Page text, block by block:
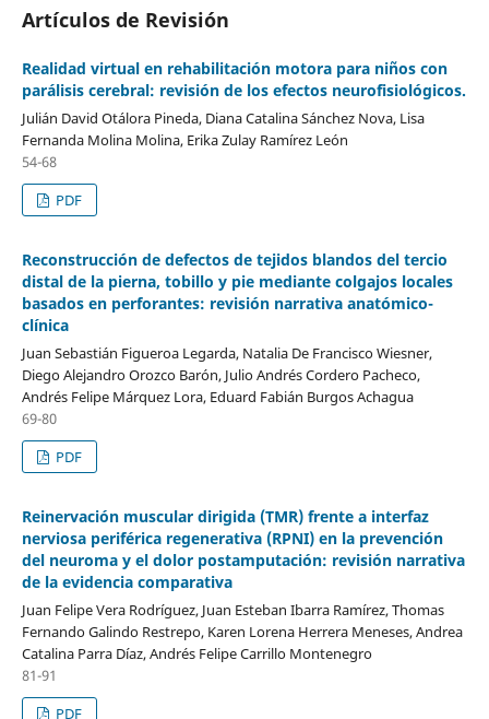
Artículos de Revisión
Realidad virtual en rehabilitación motora para niños con
parálisis cerebral: revisión de los efectos neurofisiológicos.
Julián David Otálora Pineda, Diana Catalina Sánchez Nova, Lisa
Fernanda Molina Molina, Erika Zulay Ramírez León
54-68
PDF
Reconstrucción de defectos de tejidos blandos del tercio
distal de la pierna, tobillo y pie mediante colgajos locales
basados en perforantes: revisión narrativa anatómico-
clínica
Juan Sebastián Figueroa Legarda, Natalia De Francisco Wiesner,
Diego Alejandro Orozco Barón, Julio Andrés Cordero Pacheco,
Andrés Felipe Márquez Lora, Eduard Fabián Burgos Achagua
69-80
PDF
Reinervación muscular dirigida (TMR) frente a interfaz
nerviosa periférica regenerativa (RPNI) en la prevención
del neuroma y el dolor postamputación: revisión narrativa
de la evidencia comparativa
Juan Felipe Vera Rodríguez, Juan Esteban Ibarra Ramírez, Thomas
Fernando Galindo Restrepo, Karen Lorena Herrera Meneses, Andrea
Catalina Parra Díaz, Andrés Felipe Carrillo Montenegro
81-91
PDF